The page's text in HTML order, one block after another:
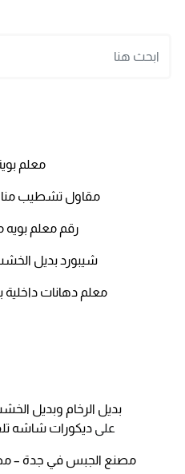
معلم
مقاول تشطيب
رقم معلم بويه
شيبورد بديل
معلم دهانات داخلية
بديل الرخام وبديل
على ديكورات شاشه
مصنع الجبس في جدة –